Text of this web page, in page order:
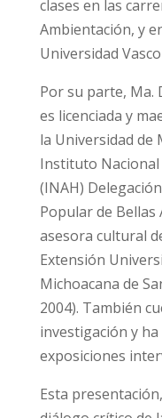
clases en las
Ambientación, y
Universidad
Por su parte, Ma.
es licenciada y
la Universidad de
Instituto
(INAH)
Popular de Bellas
asesora cultural
Extensión
Michoacana de
2004). También
investigación y
exposiciones
Esta